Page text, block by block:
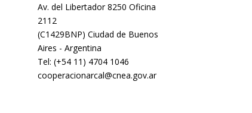
Av. del Libertador 8250 Oficina
2112
(C1429BNP) Ciudad de Buenos
Aires - Argentina
Tel: (+54 11) 4704 1046
cooperacionarcal@cnea.gov.ar